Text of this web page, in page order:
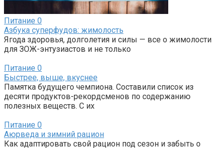
Питание 0
Азбука суперфудов: жимолость
Ягода здоровья, долголетия и силы — все о жимолости
для ЗОЖ-энтузиастов и не только
Питание 0
Быстрее, выше, вкуснее
Памятка будущего чемпиона. Составили список из
десяти продуктов-рекордсменов по содержанию
полезных веществ. С их
Питание 0
Аюрведа и зимний рацион
Как адаптировать свой рацион под сезон и забыть о